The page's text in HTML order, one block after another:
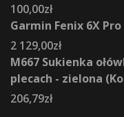
100,00zł
Garmin Fenix 6X Pro
2 129,00zł
M667 Sukienka
plecach - zielona
206,79zł